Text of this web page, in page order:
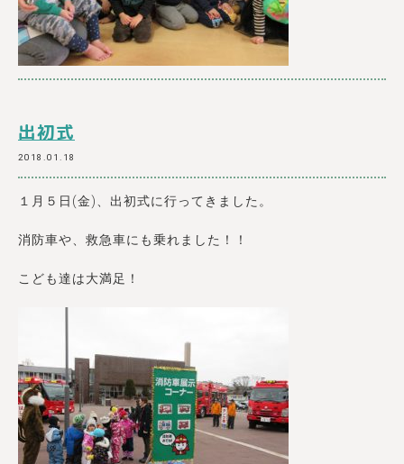
出初式
2018.01.18
１月５日(金)、出初式に行ってきました。
消防車や、救急車にも乗れました！！
こども達は大満足！